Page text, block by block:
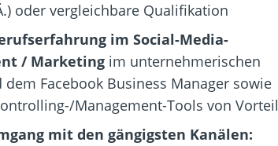
oder vergleichbare Qualifikation
im Social-Media-
/ Marketingim unternehmerischen
dem Facebook Business Manager sowie
Management-Tools von Vorteil
mit den gängigsten Kanälen: